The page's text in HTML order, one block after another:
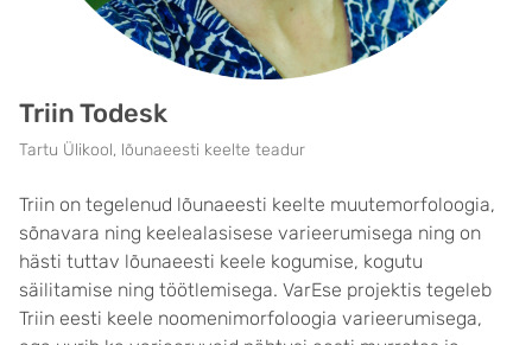
Triin Todesk
Tartu Ülikool, lõunaeesti keelte teadur
Triin on tegelenud lõunaeesti keelte muutemorfoloogia,
sõnavara ning keelealasisese varieerumisega ning on
hästi tuttav lõunaeesti keele kogumise, kogutu
säilitamise ning töötlemisega. VarEse projektis tegeleb
Triin eesti keele noomenimorfoloogia varieerumisega,